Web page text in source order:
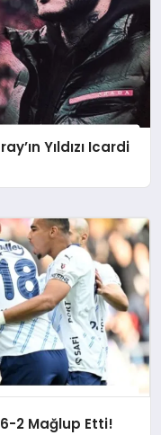
Yıldızı Icardi
2 Mağlup Etti!